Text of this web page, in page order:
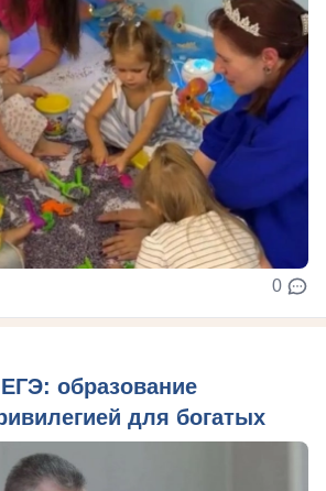
0
образование
для богатых